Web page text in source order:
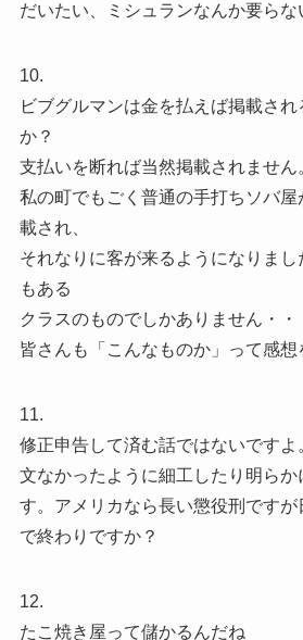
だいたい、ミシュランなんか要らな
10.
ビブグルマンは金を払えば掲載さ
か？
支払いを断れば当然掲載されません
私の町でもごく普通の手打ちソバ
載され、
それなりに客が来るようになりま
もある
クラスのものでしかありません・・
皆さんも「こんなものか」って感想
11.
修正申告して済む話ではないです
文なかったように細工したり明ら
す。アメリカなら長い懲役刑です
で終わりですか？
12.
たこ焼き屋って儲かるんだね